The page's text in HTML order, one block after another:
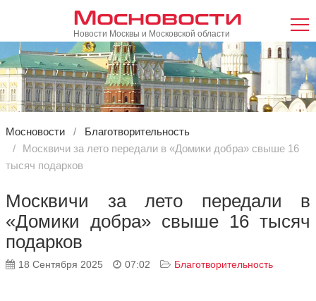
Мосновости
Новости Москвы и Московской области
Мосновости
Благотворительность
Москвичи за лето передали в «Домики добра» свыше 16
тысяч подарков
Москвичи за лето передали в
«Домики добра» свыше 16 тысяч
подарков
18 Сентября 2025 07:02 Благотворительность